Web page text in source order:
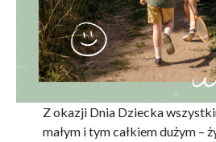
Z okazji Dnia Dziecka
małym i tym całkiem dużym –